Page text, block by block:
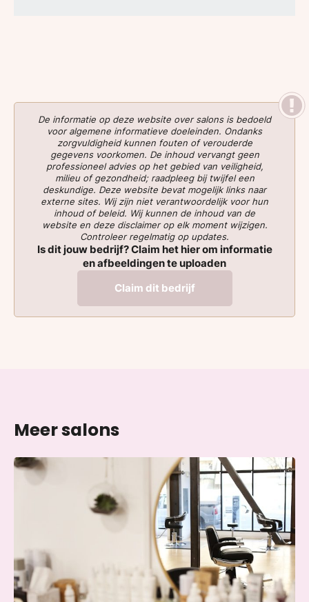
De informatie op deze website over salons is bedoeld
voor algemene informatieve doeleinden. Ondanks
zorgvuldigheid kunnen fouten of verouderde
gegevens voorkomen. De inhoud vervangt geen
professioneel advies op het gebied van veiligheid,
milieu of gezondheid; raadpleeg bij twijfel een
deskundige. Deze website bevat mogelijk links naar
externe sites. Wij zijn niet verantwoordelijk voor hun
inhoud of beleid. Wij kunnen de inhoud van de
website en deze disclaimer op elk moment wijzigen.
Controleer regelmatig op updates.
Is dit jouw bedrijf? Claim het hier om informatie
en afbeeldingen te uploaden
Claim dit bedrijf
Meer salons